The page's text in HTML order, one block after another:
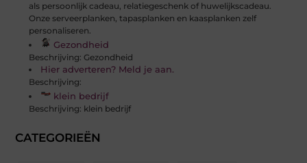
als persoonlijk cadeau, relatiegeschenk of huwelijkscadeau.
Onze serveerplanken, tapasplanken en kaasplanken zelf
personaliseren.
Gezondheid
Beschrijving: Gezondheid
Hier adverteren? Meld je aan.
Beschrijving:
klein bedrijf
Beschrijving: klein bedrijf
CATEGORIEËN